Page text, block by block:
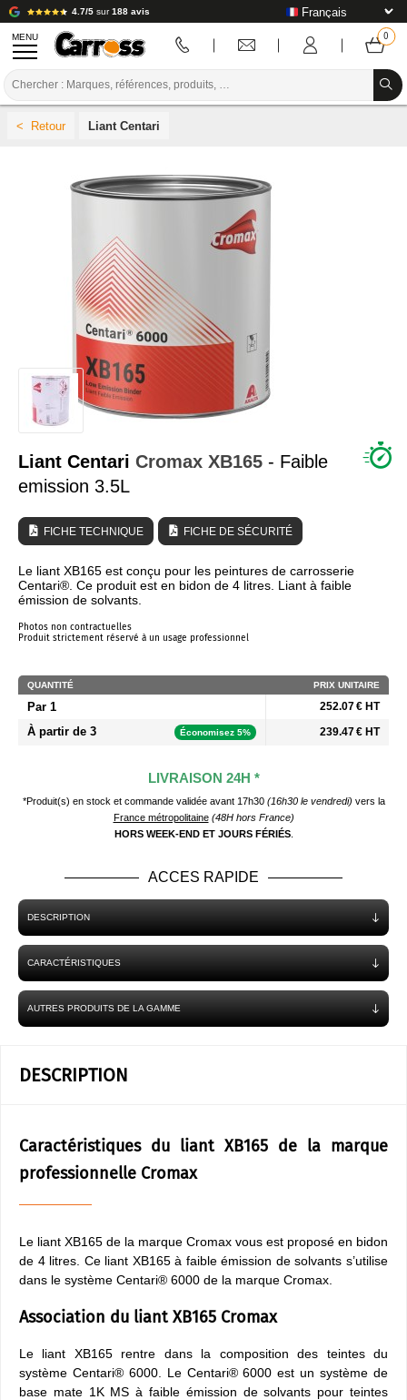
4.7/5 sur188 avis
MENU
PREPARATION / PEINTURE / FINITION
CONSOMMABLE CARROSSERIE
OUTILLAGE CARROSSERIE
ÉQUIPEMENT ATELIER CARROSSERIE
INSTALLATION LABO
TUTORIEL & CONSEILS
Liant Centari
Liant Centari Cromax XB165 - Faible
emission 3.5L
FICHE TECHNIQUE FICHE DE SÉCURITÉ
Le liant XB165 est conçu pour les peintures de carrosserie
Centari®. Ce produit est en bidon de 4 litres. Liant à faible
émission de solvants.
Photos non contractuelles
Produit strictement réservé à un usage professionnel
QUANTITÉ PRIX UNITAIRE
Par 1 252.07 € HT
À partir de 3 Économisez 5% 239.47 € HT
LIVRAISON 24H *
*Produit(s) en stock et commande validée avant 17h30 (16h30 le vendredi) vers la
France métropolitaine (48H hors France)
HORS WEEK-END ET JOURS FÉRIÉS.
ACCES RAPIDE
DESCRIPTION
CARACTÉRISTIQUES
AUTRES PRODUITS DE LA GAMME
DESCRIPTION
Caractéristiques du liant XB165 de la marque
professionnelle Cromax
Le liant XB165 de la marque Cromax vous est proposé en bidon
de 4 litres. Ce liant XB165 à faible émission de solvants s’utilise
dans le système Centari® 6000 de la marque Cromax.
Association du liant XB165 Cromax
Le liant XB165 rentre dans la composition des teintes du
système Centari® 6000. Le Centari® 6000 est un système de
base mate 1K MS à faible émission de solvants pour teintes